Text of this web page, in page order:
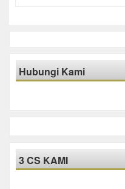
Hubungi Kami
3 CS KAMI